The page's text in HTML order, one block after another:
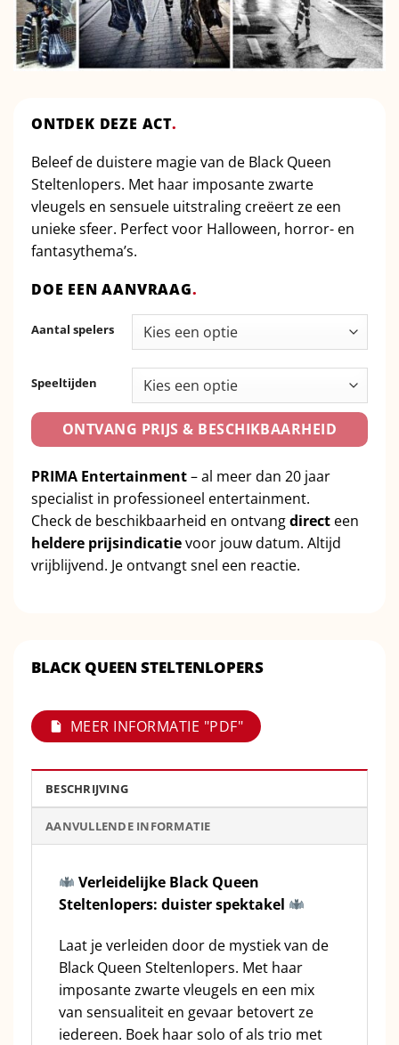
ONTDEK DEZE ACT.
Beleef de duistere magie van de Black Queen
Steltenlopers. Met haar imposante zwarte
vleugels en sensuele uitstraling creëert ze een
unieke sfeer. Perfect voor Halloween, horror- en
fantasythema’s.
DOE EEN AANVRAAG.
Aantal spelers
Speeltijden
ONTVANG PRIJS & BESCHIKBAARHEID
PRIMA Entertainment– al meer dan 20 jaar
specialist in professioneel entertainment.
Check de beschikbaarheid en ontvangdirect een
heldere prijsindicatievoor jouw datum. Altijd
vrijblijvend. Je ontvangt snel een reactie.
BLACK QUEEN STELTENLOPERS
MEER INFORMATIE "PDF"
BESCHRIJVING
AANVULLENDE INFORMATIE
Verleidelijke Black Queen
Steltenlopers: duister spektakel
Laat je verleiden door de mystiek van de
Black Queen Steltenlopers. Met haar
imposante zwarte vleugels en een mix
van sensualiteit en gevaar betovert ze
iedereen. Boek haar solo of als trio met